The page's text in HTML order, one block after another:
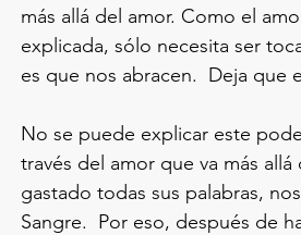
más allá del amor. Como el
explicada, sólo necesita ser
es que nos abracen.  Deja
No se puede explicar este
través del amor que va más
gastado todas sus palabras,
Sangre.  Por eso, después de